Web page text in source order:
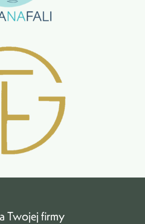
Twojej firmy